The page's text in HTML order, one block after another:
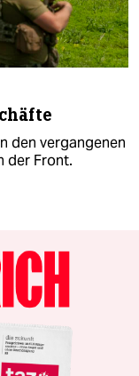
den vergangenen
der Front.